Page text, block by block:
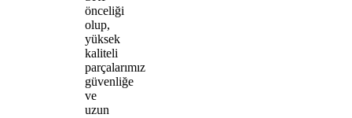
önceliği
olup,
yüksek
kaliteli
parçalarımız
güvenliğe
ve
uzun